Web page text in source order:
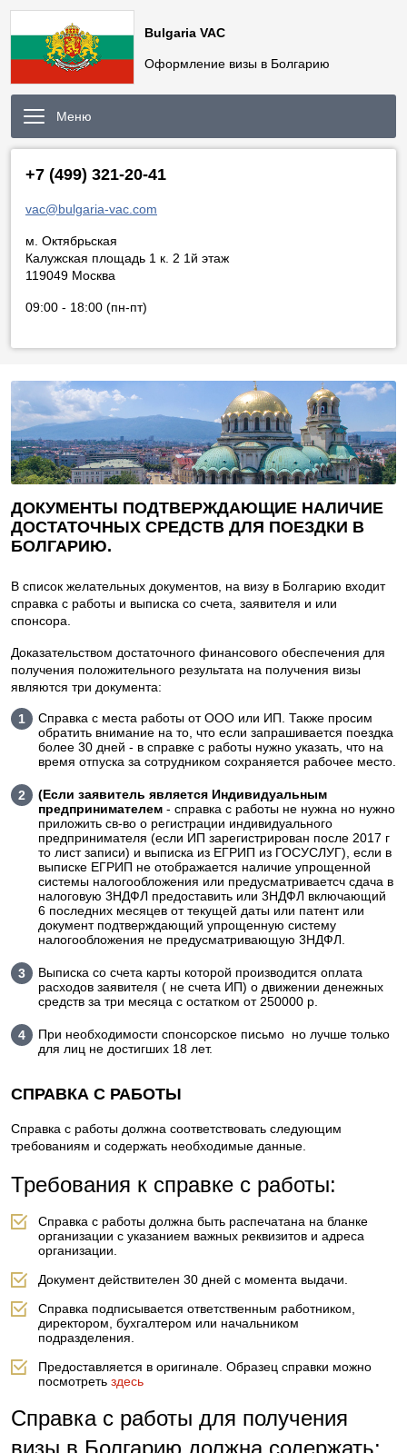
Bulgaria VAC
Оформление визы в Болгарию
Меню
+7 (499) 321-20-41
vac@bulgaria-vac.com
м. Октябрьская
Калужская площадь 1 к. 2 1й этаж
119049 Москва
09:00 - 18:00 (пн-пт)
ДОКУМЕНТЫ ПОДТВЕРЖДАЮЩИЕ НАЛИЧИЕ
ДОСТАТОЧНЫХ СРЕДСТВ ДЛЯ ПОЕЗДКИ В
БОЛГАРИЮ.
В список желательных документов, на визу в Болгарию входит
справка с работы и выписка со счета, заявителя и или
спонсора.
Доказательством достаточного финансового обеспечения для
получения положительного результата на получения визы
являются три документа:
Справка с места работы от ООО или ИП. Также просим
обратить внимание на то, что если запрашивается поездка
более 30 дней - в справке с работы нужно указать, что на
время отпуска за сотрудником сохраняется рабочее место.
(Если заявитель является Индивидуальным
предпринимателем - справка с работы не нужна но нужно
приложить св-во о регистрации индивидуального
предпринимателя (если ИП зарегистрирован после 2017 г
то лист записи) и выписка из ЕГРИП из ГОСУСЛУГ), если в
выписке ЕГРИП не отображается наличие упрощенной
системы налогообложения или предусматриваетсч сдача в
налоговую 3НДФЛ предоставить или 3НДФЛ включающий
6 последних месяцев от текущей даты или патент или
документ подтверждающий упрощенную систему
налогообложения не предусматривающую 3НДФЛ.
Выписка со счета карты которой производится оплата
расходов заявителя ( не счета ИП) о движении денежных
средств за три месяца с остатком от 250000 р.
При необходимости спонсорское письмо но лучше только
для лиц не достигших 18 лет.
СПРАВКА С РАБОТЫ
Справка с работы должна соответствовать следующим
требованиям и содержать необходимые данные.
Требования к справке с работы:
Справка с работы должна быть распечатана на бланке
организации с указанием важных реквизитов и адреса
организации.
Документ действителен 30 дней с момента выдачи.
Справка подписывается ответственным работником,
директором, бухгалтером или начальником
подразделения.
Предоставляется в оригинале. Образец справки можно
посмотреть здесь
Справка с работы для получения
визы в Болгарию должна содержать: